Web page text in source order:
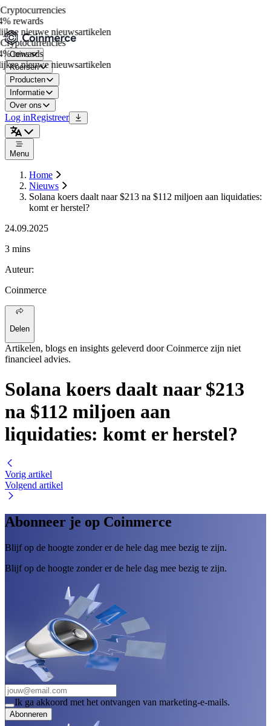
rewards
nieuwe nieuwsartikelen
rewards
nieuwe nieuwsartikelen
Coins
Koersen
Producten
Informatie
Over ons
Log inRegistreer
Menu
Home
Nieuws
Solana koers daalt naar $213 na $112 miljoen aan liquidaties:
komt er herstel?
24.09.2025
3 mins
Auteur:
Coinmerce
Delen
Artikelen, blogs en insights geleverd door Coinmerce zijn niet
financieel advies.
Solana koers daalt naar $213
na $112 miljoen aan
liquidaties: komt er herstel?
Vorig artikel
Volgend artikel
Abonneer je op Coinmerce
Blijf op de hoogte zonder er de hele dag mee bezig te zijn.
Blijf op de hoogte zonder er de hele dag mee bezig te zijn.
Ik ga akkoord met het ontvangen van marketing-e-mails.
Abonneren